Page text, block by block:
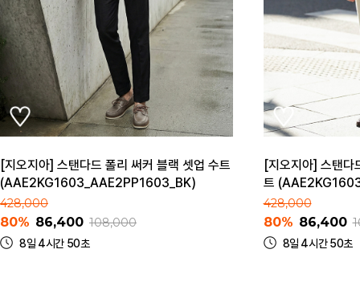
[지오지아] 스탠다드 폴리 써커 블랙 셋업 수트
(AAE2KG1603_AAE2PP1603_BK)
428,000
80% 86,400 108,000
8일 4시간 50초
[지오지아] 스탠다
트
428,000
80% 86,400
8일 4시간 50초